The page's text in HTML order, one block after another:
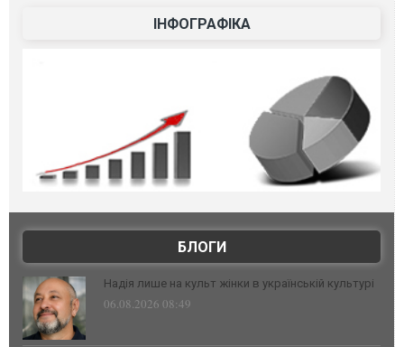
ІНФОГРАФІКА
БЛОГИ
Надія лише на культ жінки в українській культурі
06.08.2026 08:49